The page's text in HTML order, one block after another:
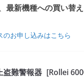
最新機種への買い替え
のお申し込みはこちら
盗難警報器 [Rollei